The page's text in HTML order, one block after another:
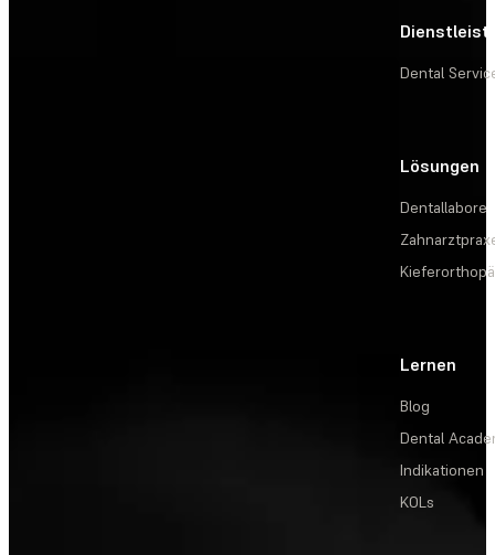
Dental
Lösungen
Dentallabore
Lernen
Blog
Dental
Indikationen
KOLs